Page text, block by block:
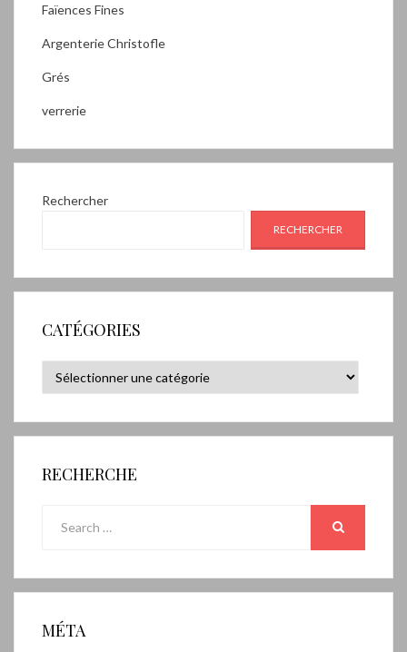
Faïences Fines
Argenterie Christofle
Grés
verrerie
Rechercher
RECHERCHER
CATÉGORIES
RECHERCHE
MÉTA